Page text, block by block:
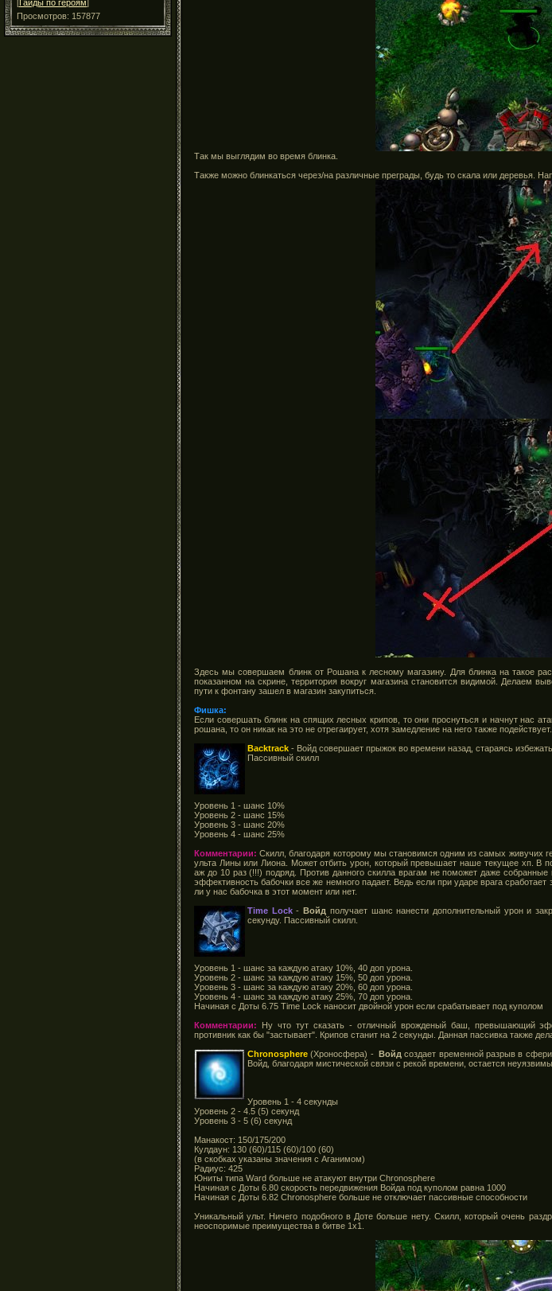
[Гайды по героям]
Просмотров: 157877
Так мы выглядим во время блинка.
Также можно блинкаться через/на различные преграды, будь то скала или деревья.
Здесь мы совершаем блинк от Рошана к лесному магазину. Для блинка на такое
показанном на скрине, территория вокруг магазина становится видимой. Делаем
пути к фонтану зашел в магазин закупиться.
Фишка:
Если совершать блинк на спящих лесных крипов, то они проснуться и начнут нас
рошана, то он никак на это не отрегаирует, хотя замедление на него также подействует.
Backtrack - Войд совершает прыжок во времени назад, стараясь
Пассивный скилл
Уровень 1 - шанс 10%
Уровень 2 - шанс 15%
Уровень 3 - шанс 20%
Уровень 4 - шанс 25%
Комментарии: Скилл, благодаря которому мы становимся одним из самых живучих
ульта Лины или Лиона. Может отбить урон, который превышает наше текущее хп. В
аж до 10 раз (!!!) подряд. Против данного скилла врагам не поможет даже
эффективность бабочки все же немного падает. Ведь если при ударе врага
ли у нас бабочка в этот момент или нет.
Time Lock-Войд получает шанс нанести дополнительный урон и
секунду. Пассивный скилл.
Уровень 1 - шанс за каждую атаку 10%, 40 доп урона.
Уровень 2 - шанс за каждую атаку 15%, 50 доп урона.
Уровень 3 - шанс за каждую атаку 20%, 60 доп урона.
Уровень 4 - шанс за каждую атаку 25%, 70 доп урона.
Начиная с Доты 6.75 Time Lock наносит двойной урон если срабатывает под куполом
Комментарии: Ну что тут сказать - отличный врожденый баш, превышающий
противник как бы "застывает". Крипов станит на 2 секунды. Данная пассивка также
Chronosphere (Хроносфера) -Войд создает временной разрыв в
Войд, благодаря мистической связи с рекой времени, остается
Уровень 1 - 4 секунды
Уровень 2 - 4.5 (5) секунд
Уровень 3 - 5 (6) секунд
Манакост: 150/175/200
Кулдаун: 130 (60)/115 (60)/100 (60)
(в скобках указаны значения с Аганимом)
Радиус: 425
Юниты типа Ward больше не атакуют внутри Chronosphere
Начиная с Доты 6.80 скорость передвижения Войда под куполом равна 1000
Начиная с Доты 6.82 Chronosphere больше не отключает пассивные способности
Уникальный ульт. Ничего подобного в Доте больше нету. Скилл, который очень
неоспоримые преимущества в битве 1х1.